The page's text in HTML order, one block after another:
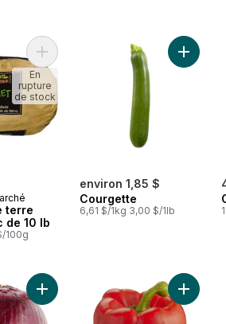
au panier
terre
de 10 lb
100g
Ajouter Pommes de terre Russet,
En
rupture
de stock
environ 1,85 $
Courgette
6,61 $/1kg 3,00 $/1lb
Ajouter
au panierAjouter Oignons rouges au panier
Ajouter